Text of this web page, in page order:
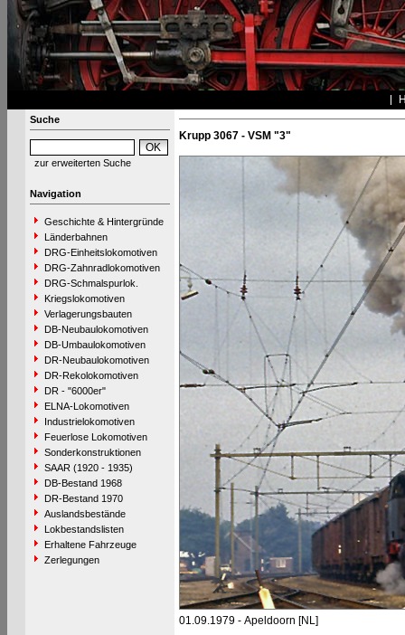
Suche
zur erweiterten Suche
Navigation
Geschichte & Hintergründe
Länderbahnen
DRG-Einheitslokomotiven
DRG-Zahnradlokomotiven
DRG-Schmalspurlok.
Kriegslokomotiven
Verlagerungsbauten
DB-Neubaulokomotiven
DB-Umbaulokomotiven
DR-Neubaulokomotiven
DR-Rekolokomotiven
DR - "6000er"
ELNA-Lokomotiven
Industrielokomotiven
Feuerlose Lokomotiven
Sonderkonstruktionen
SAAR (1920 - 1935)
DB-Bestand 1968
DR-Bestand 1970
Auslandsbestände
Lokbestandslisten
Erhaltene Fahrzeuge
Zerlegungen
Krupp 3067 - VSM "3"
01.09.1979 - Apeldoorn [NL]